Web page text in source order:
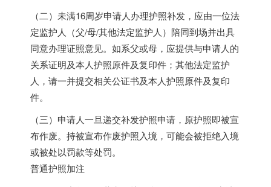
（二）未满16周岁申请人办理护照补发，应由一位法
定监护人（父/母/其他法定监护人）陪同到场并出具
同意办理证照意见。如系父或母，应提供与申请人的
关系证明及本人护照原件及复印件；其他法定监护
人，请一并提交相关公证书及本人护照原件及复印
件。
（三）申请人一旦递交补发护照申请，原护照即被宣
布作废。持被宣布作废护照入境，可能会被拒绝入境
或被处以罚款等处罚。
普通护照加注